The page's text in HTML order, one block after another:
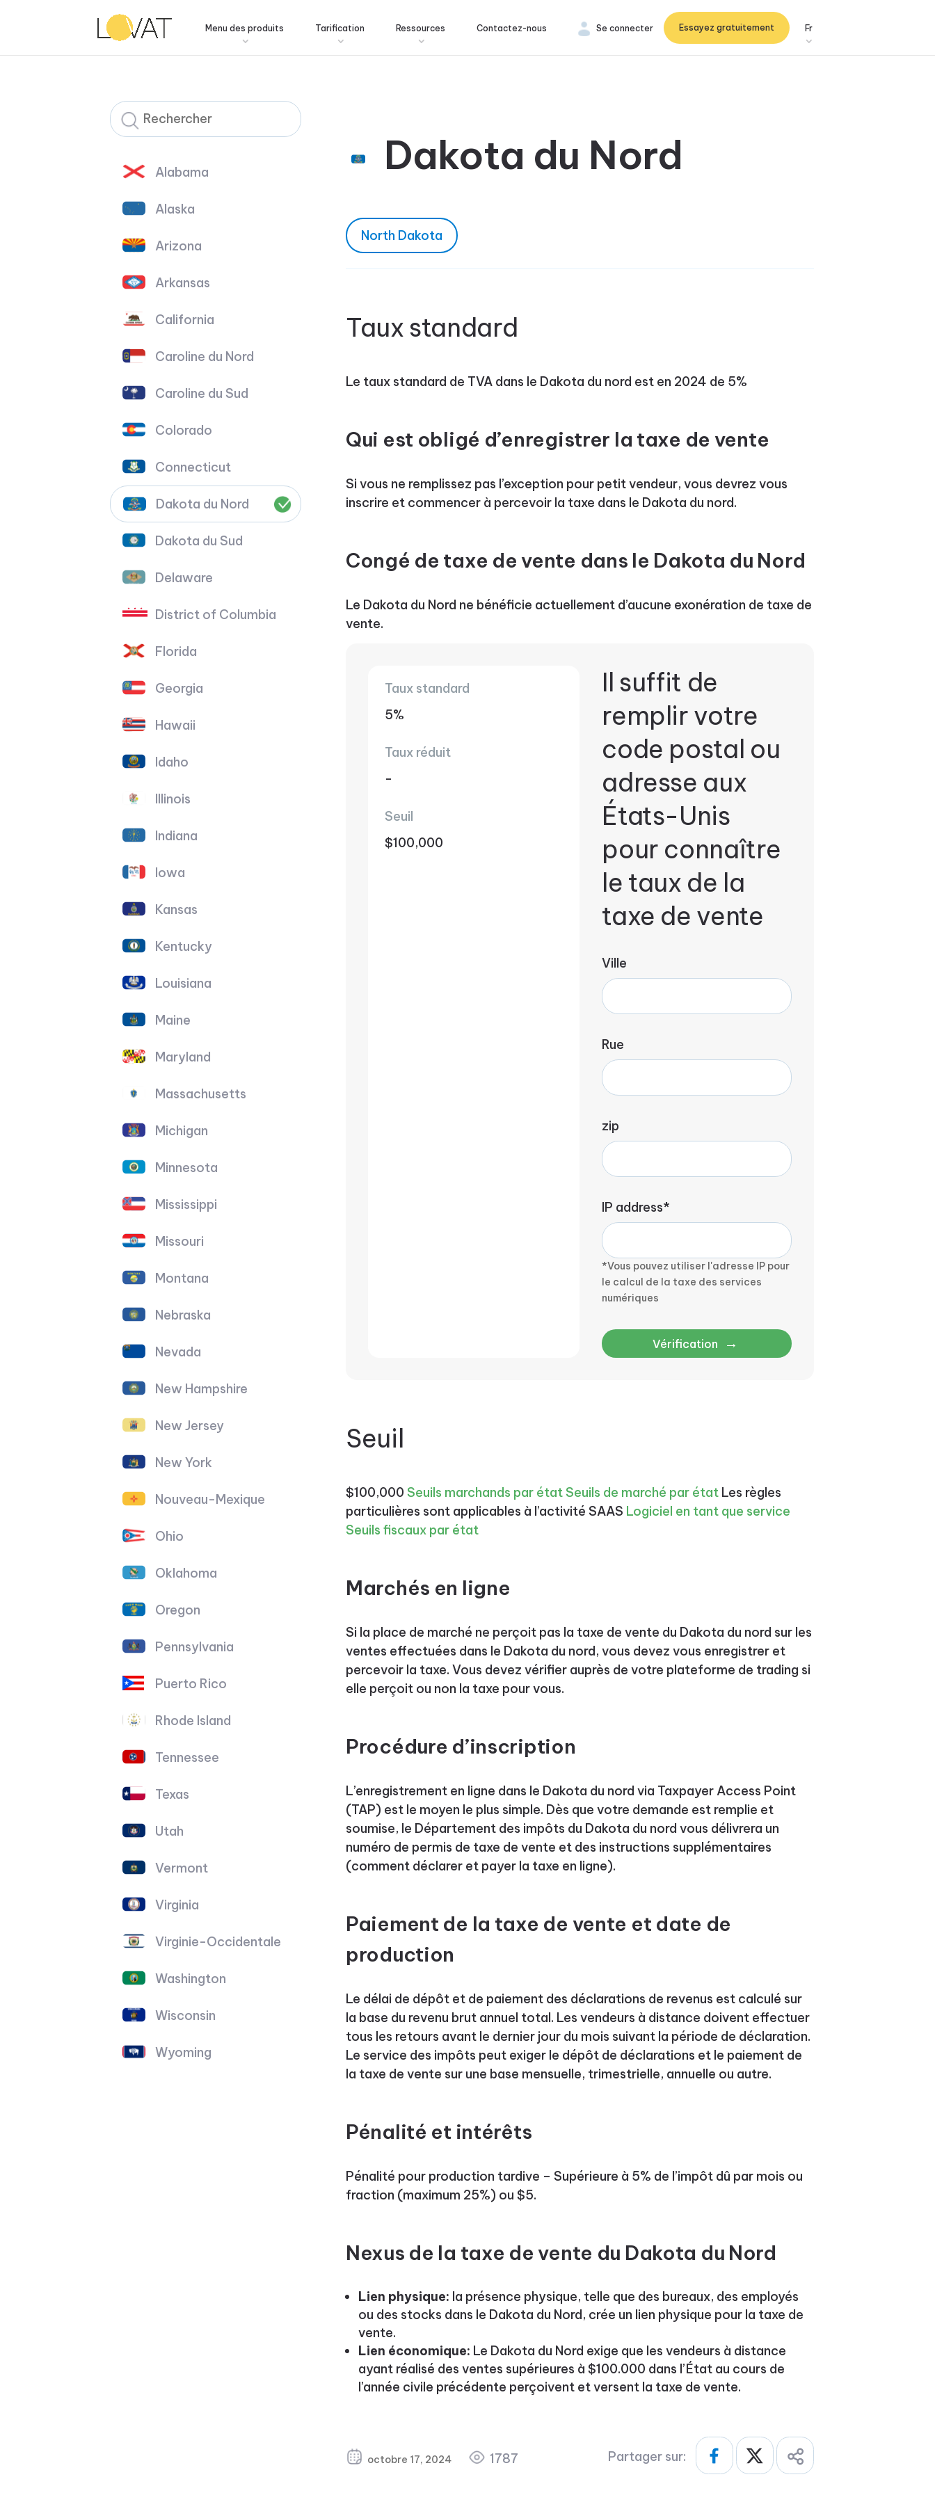
Menu des produits Tarification Ressources Contactez-nous Fr
Essayez gratuitement
Se connecter
Alabama
Alaska
Arizona
Arkansas
California
Caroline du Nord
Caroline du Sud
Colorado
Connecticut
Dakota du Nord
Dakota du Sud
Delaware
District of Columbia
Florida
Georgia
Hawaii
Idaho
Illinois
Indiana
Iowa
Kansas
Kentucky
Louisiana
Maine
Maryland
Massachusetts
Michigan
Minnesota
Mississippi
Missouri
Montana
Nebraska
Nevada
New Hampshire
New Jersey
New York
Nouveau-Mexique
Ohio
Oklahoma
Oregon
Pennsylvania
Puerto Rico
Rhode Island
Tennessee
Texas
Utah
Vermont
Virginia
Virginie-Occidentale
Washington
Wisconsin
Wyoming
Dakota du Nord
North Dakota
Taux standard
Le taux standard de TVA dans le Dakota du nord est en 2024 de 5%
Qui est obligé d’enregistrer la taxe de vente
Si vous ne remplissez pas l’exception pour petit vendeur, vous devrez vous
inscrire et commencer à percevoir la taxe dans le Dakota du nord.
Congé de taxe de vente dans le Dakota du Nord
Le Dakota du Nord ne bénéficie actuellement d’aucune exonération de taxe de
vente.
Taux standard
5%
Taux réduit
-
Seuil
$100,000
Il suffit de
remplir votre
code postal ou
adresse aux
États-Unis
pour connaître
le taux de la
taxe de vente
Ville
Rue
zip
IP address*
*Vous pouvez utiliser l'adresse IP pour
le calcul de la taxe des services
numériques
Vérification →
Seuil
$100,000 Seuils marchands par étatSeuils de marché par étatLes règles
particulières sont applicables à l’activité SAAS Logiciel en tant que service
Seuils fiscaux par état
Marchés en ligne
Si la place de marché ne perçoit pas la taxe de vente du Dakota du nord sur les
ventes effectuées dans le Dakota du nord, vous devez vous enregistrer et
percevoir la taxe. Vous devez vérifier auprès de votre plateforme de trading si
elle perçoit ou non la taxe pour vous.
Procédure d’inscription
L’enregistrement en ligne dans le Dakota du nord via Taxpayer Access Point
(TAP) est le moyen le plus simple. Dès que votre demande est remplie et
soumise, le Département des impôts du Dakota du nord vous délivrera un
numéro de permis de taxe de vente et des instructions supplémentaires
(comment déclarer et payer la taxe en ligne).
Paiement de la taxe de vente et date de
production
Le délai de dépôt et de paiement des déclarations de revenus est calculé sur
la base du revenu brut annuel total. Les vendeurs à distance doivent effectuer
tous les retours avant le dernier jour du mois suivant la période de déclaration.
Le service des impôts peut exiger le dépôt de déclarations et le paiement de
la taxe de vente sur une base mensuelle, trimestrielle, annuelle ou autre.
Pénalité et intérêts
Pénalité pour production tardive – Supérieure à 5% de l’impôt dû par mois ou
fraction (maximum 25%) ou $5.
Nexus de la taxe de vente du Dakota du Nord
Lien physique: la présence physique, telle que des bureaux, des employés
ou des stocks dans le Dakota du Nord, crée un lien physique pour la taxe de
vente.
Lien économique: Le Dakota du Nord exige que les vendeurs à distance
ayant réalisé des ventes supérieures à $100.000 dans l’État au cours de
l’année civile précédente perçoivent et versent la taxe de vente.
octobre 17, 2024 1787 Partager sur: